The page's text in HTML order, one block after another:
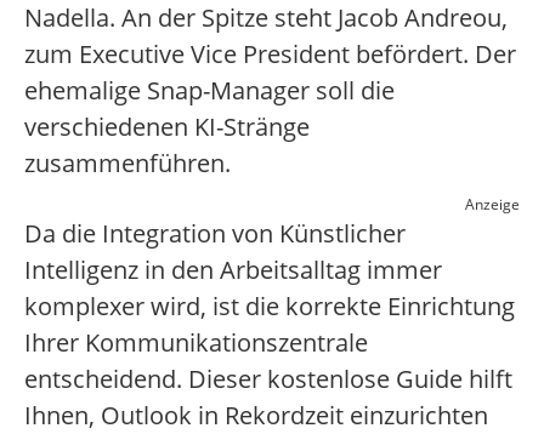
Nadella. An der Spitze steht Jacob Andreou,
zum Executive Vice President befördert. Der
ehemalige Snap-Manager soll die
verschiedenen KI-Stränge
zusammenführen.
Anzeige
Da die Integration von Künstlicher
Intelligenz in den Arbeitsalltag immer
komplexer wird, ist die korrekte Einrichtung
Ihrer Kommunikationszentrale
entscheidend. Dieser kostenlose Guide hilft
Ihnen, Outlook in Rekordzeit einzurichten